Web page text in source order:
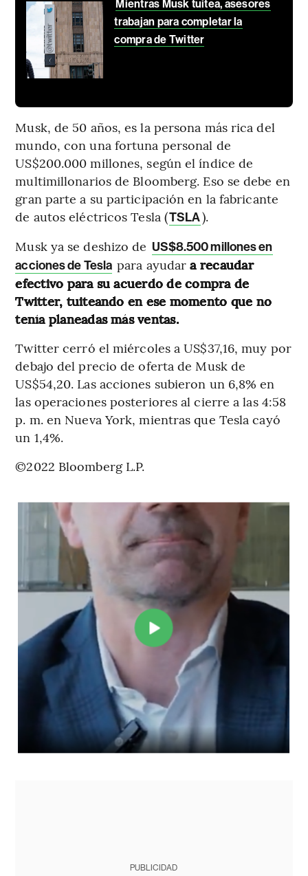
Mientras Musk tuitea, asesores
trabajan para completar la
compra de Twitter
Musk, de 50 años, es la persona más rica del
mundo, con una fortuna personal de
US$200.000 millones, según el índice de
multimillonarios de Bloomberg. Eso se debe en
gran parte a su participación en la fabricante
de autos eléctricos Tesla (TSLA).
Musk ya se deshizo de US$8.500 millones en
acciones de Tesla para ayudara recaudar
efectivo para su acuerdo de compra de
Twitter, tuiteando en ese momento que no
tenía planeadas más ventas.
Twitter cerró el miércoles a US$37,16, muy por
debajo del precio de oferta de Musk de
US$54,20. Las acciones subieron un 6,8% en
las operaciones posteriores al cierre a las 4:58
p. m. en Nueva York, mientras que Tesla cayó
un 1,4%.
©2022 Bloomberg L.P.
PUBLICIDAD